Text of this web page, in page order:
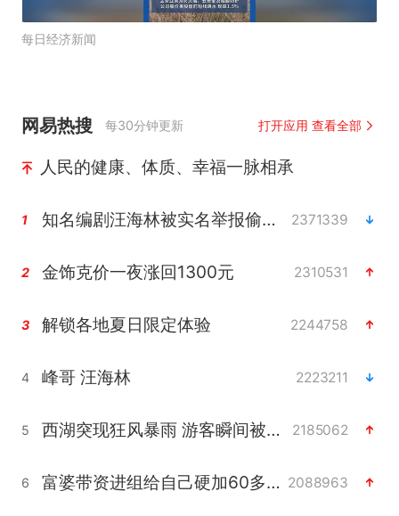
每日经济新闻
网易热搜 每30分钟更新 打开应用 查看全部
人民的健康、体质、幸福一脉相承
1 知名编剧汪海林被实名举报偷税漏税 2371339
2 金饰克价一夜涨回1300元 2310531
3 解锁各地夏日限定体验 2244758
4 峰哥 汪海林 2223211
5 西湖突现狂风暴雨 游客瞬间被浇透 2185062
6 富婆带资进组给自己硬加60多场吻戏 2088963